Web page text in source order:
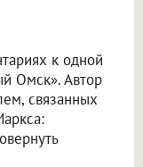
к одной
Омск». Автор
связанных